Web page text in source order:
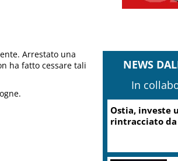
Arrestato una
ha fatto cessare tali
NEWS
In
Ostia, investe
rintracciato da